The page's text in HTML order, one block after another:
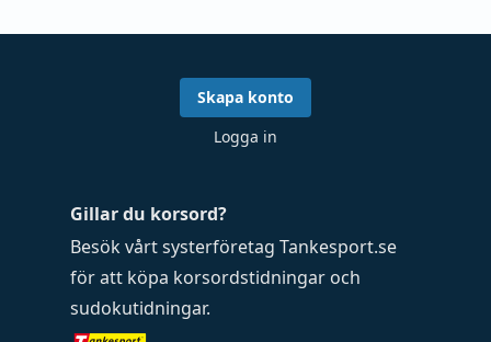
Gillar du korsord?
Besök vårt systerföretag Tankesport.se
för att köpa korsordstidningar och
sudokutidningar.
Skapa konto
Logga in